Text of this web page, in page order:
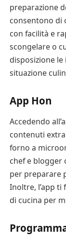
preparazione
consentono di
con facilità e
scongelare o
disposizione
situazione
App Hon
Accedendo
contenuti
forno a
chef e blogger
per preparare
Inoltre, l’app
di cucina per